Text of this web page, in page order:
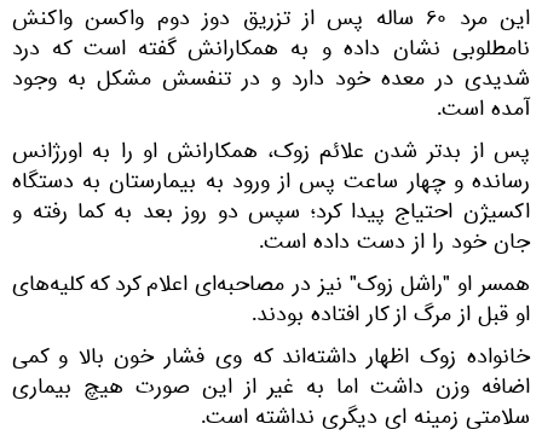
این مرد ۶۰ ساله پس از تزریق دوز دوم واکسن واکنش
نامطلوبی نشان داده و به همکارانش گفته است که درد
شدیدی در معده خود دارد و در تنفسش مشکل به وجود
آمده است.
پس از بدتر شدن علائم زوک، همکارانش او را به اورژانس
رسانده و چهار ساعت پس از ورود به بیمارستان به دستگاه
اکسیژن احتیاج پیدا کرد؛ سپس دو روز بعد به کما رفته و
جان خود را از دست داده است.
همسر او "راشل زوک" نیز در مصاحبه‌ای اعلام کرد که کلیه‌های
او قبل از مرگ از کار افتاده بودند.
خانواده زوک اظهار داشته‌اند که وی فشار خون بالا و کمی
اضافه وزن داشت اما به غیر از این صورت هیچ بیماری
سلامتی زمینه ای دیگری نداشته است.